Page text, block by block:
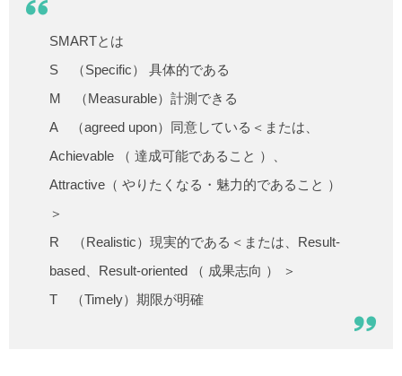
SMARTとは
S （Specific） 具体的である
M （Measurable）計測できる
A （agreed upon）同意している＜または、
Achievable （ 達成可能であること ）、
Attractive（ やりたくなる・魅力的であること ）
＞
R （Realistic）現実的である＜または、Result-
based、Result-oriented （ 成果志向 ） ＞
T （Timely）期限が明確